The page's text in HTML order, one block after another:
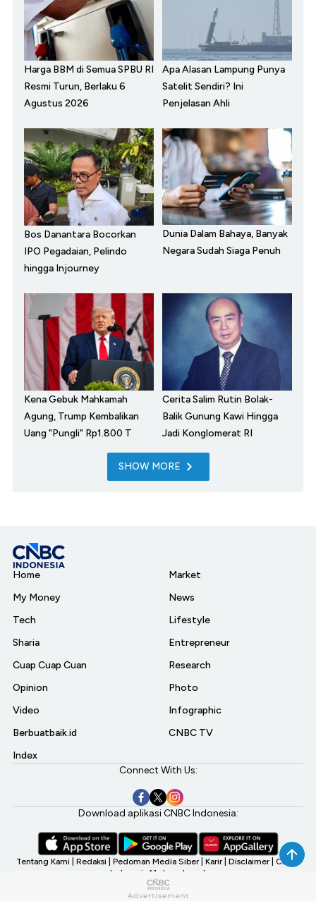
Harga BBM di Semua SPBU RI
Resmi Turun, Berlaku 6
Agustus 2026
Apa Alasan Lampung Punya
Satelit Sendiri? Ini
Penjelasan Ahli
Bos Danantara Bocorkan
IPO Pegadaian, Pelindo
hingga Injourney
Dunia Dalam Bahaya, Banyak
Negara Sudah Siaga Penuh
Kena Gebuk Mahkamah
Agung, Trump Kembalikan
Uang "Pungli" Rp1.800 T
Cerita Salim Rutin Bolak-
Balik Gunung Kawi Hingga
Jadi Konglomerat RI
SHOW MORE
Home
My Money
Tech
Sharia
Cuap Cuap Cuan
Opinion
Video
Berbuatbaik.id
Index
Market
News
Lifestyle
Entrepreneur
Research
Photo
Infographic
CNBC TV
Connect With Us:
Download aplikasi CNBC Indonesia:
Tentang Kami Redaksi Pedoman Media Siber Karir Disclaimer CNBC
Indonesia My Investment
©2026 CNBC Indonesia, A Transmedia Company